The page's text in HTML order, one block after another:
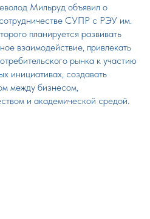
Мильруд объявил о
СУПР с РЭУ им.
планируется развивать
взаимодействие, привлекать
рынка к участию
инициативах, создавать
между бизнесом,
и академической средой.